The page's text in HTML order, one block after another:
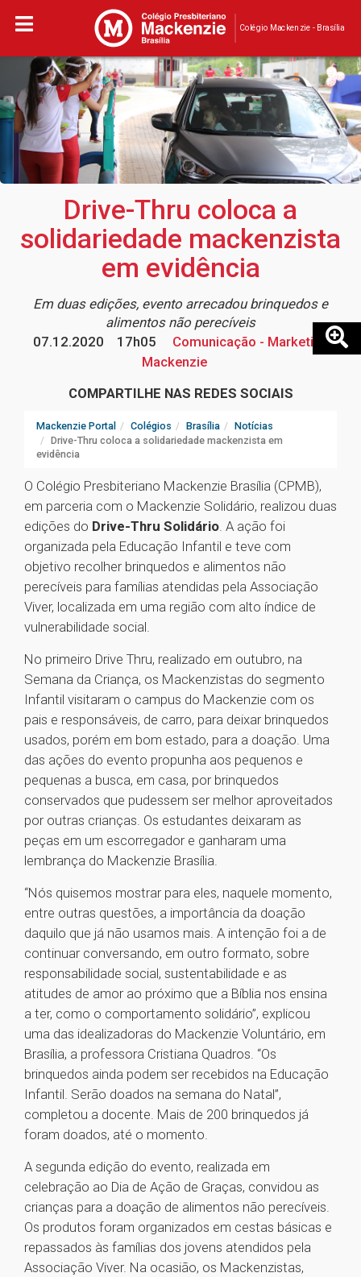
Colégio Mackenzie - Brasília
Drive-Thru coloca a
solidariedade mackenzista
em evidência
Em duas edições, evento arrecadou brinquedos e
alimentos não perecíveis
07.12.2020
17h05
Comunicação - Marketing
Mackenzie
COMPARTILHE NAS REDES SOCIAIS
Mackenzie Portal Colégios Brasília
Notícias
Drive-Thru coloca a solidariedade mackenzista em
evidência
O Colégio Presbiteriano Mackenzie Brasília (CPMB),
em parceria com o Mackenzie Solidário, realizou duas
edições do Drive-Thru Solidário. A ação foi
organizada pela Educação Infantil e teve com
objetivo recolher brinquedos e alimentos não
perecíveis para famílias atendidas pela Associação
Viver, localizada em uma região com alto índice de
vulnerabilidade social.
No primeiro Drive Thru, realizado em outubro, na
Semana da Criança, os Mackenzistas do segmento
Infantil visitaram o campus do Mackenzie com os
pais e responsáveis, de carro, para deixar brinquedos
usados, porém em bom estado, para a doação. Uma
das ações do evento propunha aos pequenos e
pequenas a busca, em casa, por brinquedos
conservados que pudessem ser melhor aproveitados
por outras crianças. Os estudantes deixaram as
peças em um escorregador e ganharam uma
lembrança do Mackenzie Brasília.
“Nós quisemos mostrar para eles, naquele momento,
entre outras questões, a importância da doação
daquilo que já não usamos mais. A intenção foi a de
continuar conversando, em outro formato, sobre
responsabilidade social, sustentabilidade e as
atitudes de amor ao próximo que a Bíblia nos ensina
a ter, como o comportamento solidário”, explicou
uma das idealizadoras do Mackenzie Voluntário, em
Brasília, a professora Cristiana Quadros. “Os
brinquedos ainda podem ser recebidos na Educação
Infantil. Serão doados na semana do Natal”,
completou a docente. Mais de 200 brinquedos já
foram doados, até o momento.
A segunda edição do evento, realizada em
celebração ao Dia de Ação de Graças, convidou as
crianças para a doação de alimentos não perecíveis.
Os produtos foram organizados em cestas básicas e
repassados às famílias dos jovens atendidos pela
Associação Viver. Na ocasião, os Mackenzistas,